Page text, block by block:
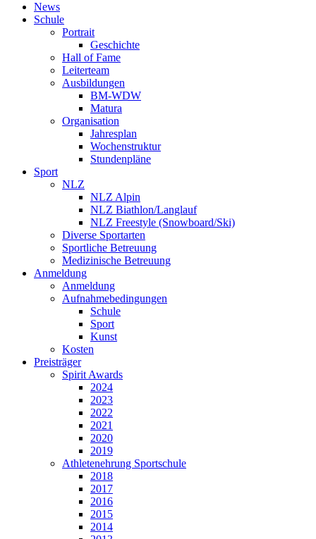
News
Schule
Portrait
Geschichte
Hall of Fame
Leiterteam
Ausbildungen
BM-WDW
Matura
Organisation
Jahresplan
Wochenstruktur
Stundenpläne
Sport
NLZ
NLZ Alpin
NLZ Biathlon/Langlauf
NLZ Freestyle (Snowboard/Ski)
Diverse Sportarten
Sportliche Betreuung
Medizinische Betreuung
Anmeldung
Anmeldung
Aufnahmebedingungen
Schule
Sport
Kunst
Kosten
Preisträger
Spirit Awards
2024
2023
2022
2021
2020
2019
Athletenehrung Sportschule
2018
2017
2016
2015
2014